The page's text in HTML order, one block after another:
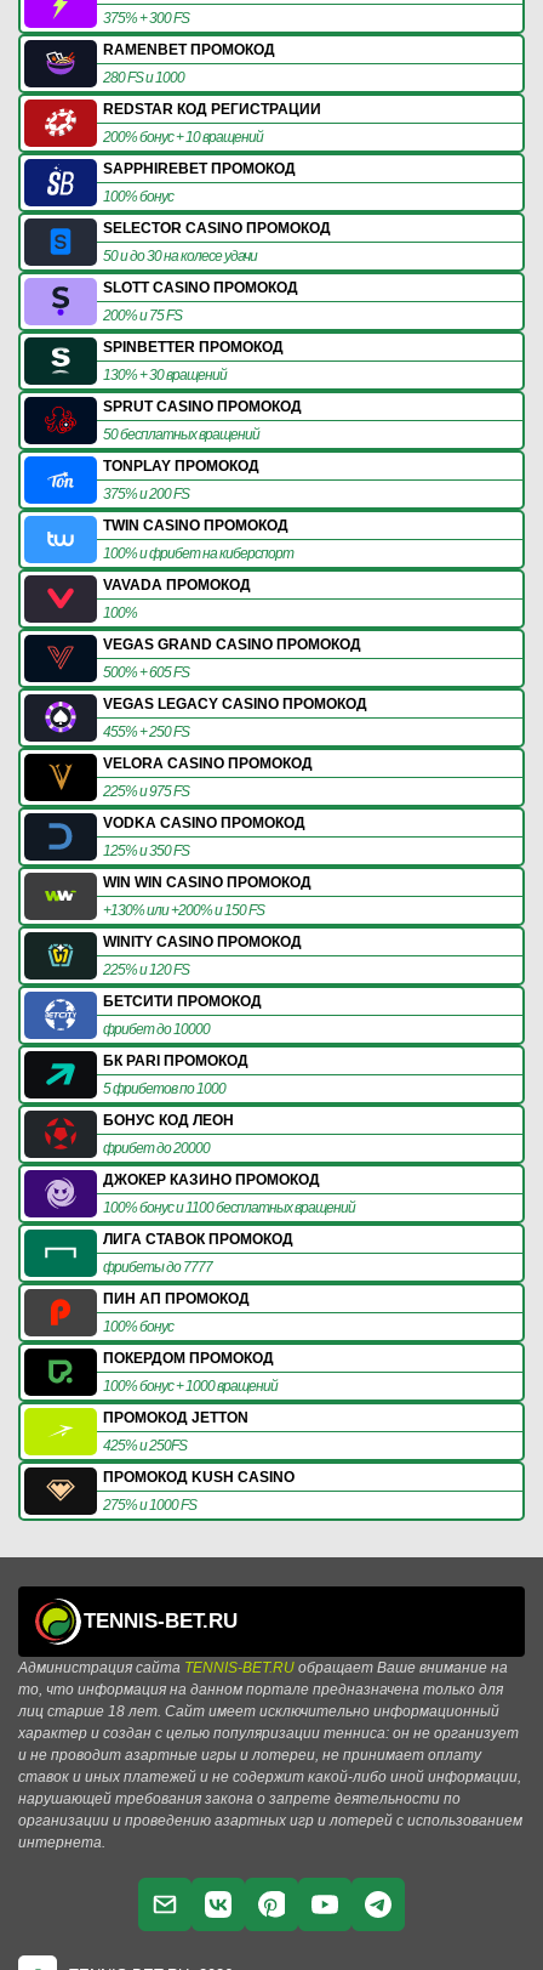
375% + 300 FS
RAMENBET ПРОМОКОД
280 FS и 1000
REDSTAR КОД РЕГИСТРАЦИИ
200% бонус + 10 вращений
SAPPHIREBET ПРОМОКОД
100% бонус
SELECTOR CASINO ПРОМОКОД
50 и до 30 на колесе удачи
SLOTT CASINO ПРОМОКОД
200% и 75 FS
SPINBETTER ПРОМОКОД
130% + 30 вращений
SPRUT CASINO ПРОМОКОД
50 бесплатных вращений
TONPLAY ПРОМОКОД
375% и 200 FS
TWIN CASINO ПРОМОКОД
100% и фрибет на киберспорт
VAVADA ПРОМОКОД
100%
VEGAS GRAND CASINO ПРОМОКОД
500% + 605 FS
VEGAS LEGACY CASINO ПРОМОКОД
455% + 250 FS
VELORA CASINO ПРОМОКОД
225% и 975 FS
VODKA CASINO ПРОМОКОД
125% и 350 FS
WIN WIN CASINO ПРОМОКОД
+130% или +200% и 150 FS
WINITY CASINO ПРОМОКОД
225% и 120 FS
БЕТСИТИ ПРОМОКОД
фрибет до 10000
БК PARI ПРОМОКОД
5 фрибетов по 1000
БОНУС КОД ЛЕОН
фрибет до 20000
ДЖОКЕР КАЗИНО ПРОМОКОД
100% бонус и 1100 бесплатных вращений
ЛИГА СТАВОК ПРОМОКОД
фрибеты до 7777
ПИН АП ПРОМОКОД
100% бонус
ПОКЕРДОМ ПРОМОКОД
100% бонус + 1000 вращений
ПРОМОКОД JETTON
425% и 250FS
ПРОМОКОД KUSH CASINO
275% и 1000 FS
TENNIS-BET.RU
Администрация сайта TENNIS-BET.RU обращает Ваше внимание на
то, что информация на данном портале предназначена только для
лиц старше 18 лет. Сайт имеет исключительно информационный
характер и создан с целью популяризации тенниса: он не организует
и не проводит азартные игры и лотереи, не принимает оплату
ставок и иных платежей и не содержит какой-либо иной информации,
нарушающей требования закона о запрете деятельности по
организации и проведению азартных игр и лотерей с использованием
интернета.